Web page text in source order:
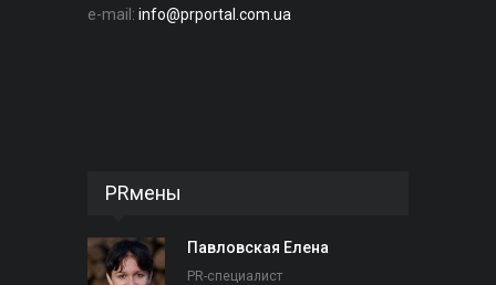
e-mail: info@prportal.com.ua
PRмены
Павловская Елена
PR-специалист